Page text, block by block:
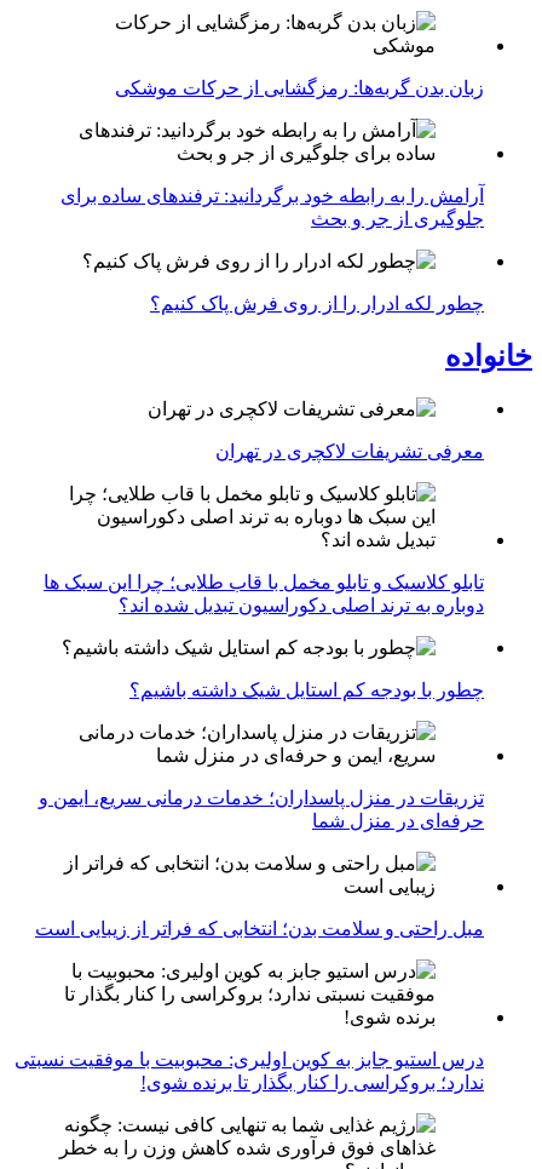
زبان بدن گربه‌ها: رمزگشایی از حرکات موشکی
آرامش را به رابطه خود برگردانید: ترفندهای ساده برای
جلوگیری از جر و بحث
چطور لکه ادرار را از روی فرش پاک کنیم؟
خانواده
معرفی تشریفات لاکچری در تهران
تابلو کلاسیک و تابلو مخمل با قاب طلایی؛ چرا این سبک ها
دوباره به ترند اصلی دکوراسیون تبدیل شده اند؟
چطور با بودجه کم استایل شیک داشته باشیم؟
تزریقات در منزل پاسداران؛ خدمات درمانی سریع، ایمن و
حرفه‌ای در منزل شما
مبل راحتی و سلامت بدن؛ انتخابی که فراتر از زیبایی است
درس استیو جابز به کوین اولیری: محبوبیت با موفقیت نسبتی
ندارد؛ بروکراسی را کنار بگذار تا برنده شوی!